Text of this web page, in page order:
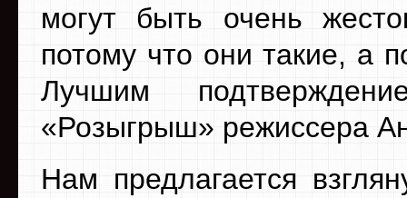
могут быть очень
потому что они такие, а
Лучшим
«Розыгрыш» режиссера
Нам предлагается